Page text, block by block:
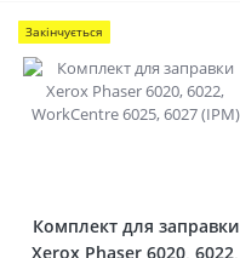
Закінчується
Комплект для заправки
Xerox Phaser 6020, 6022,